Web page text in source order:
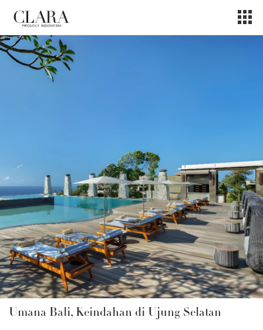
Umana Bali, Keindahan di Ujung Selatan